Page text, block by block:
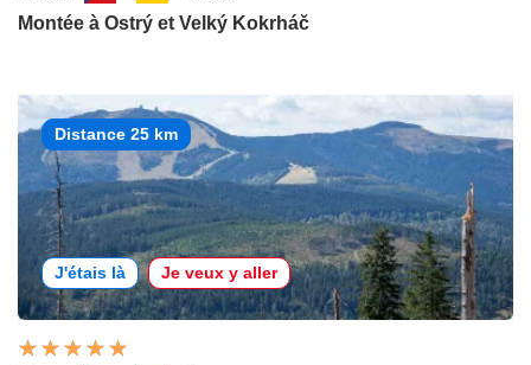
Montée à Ostrý et Velký Kokrháč
Distance 25 km
J'étais là Je veux y aller